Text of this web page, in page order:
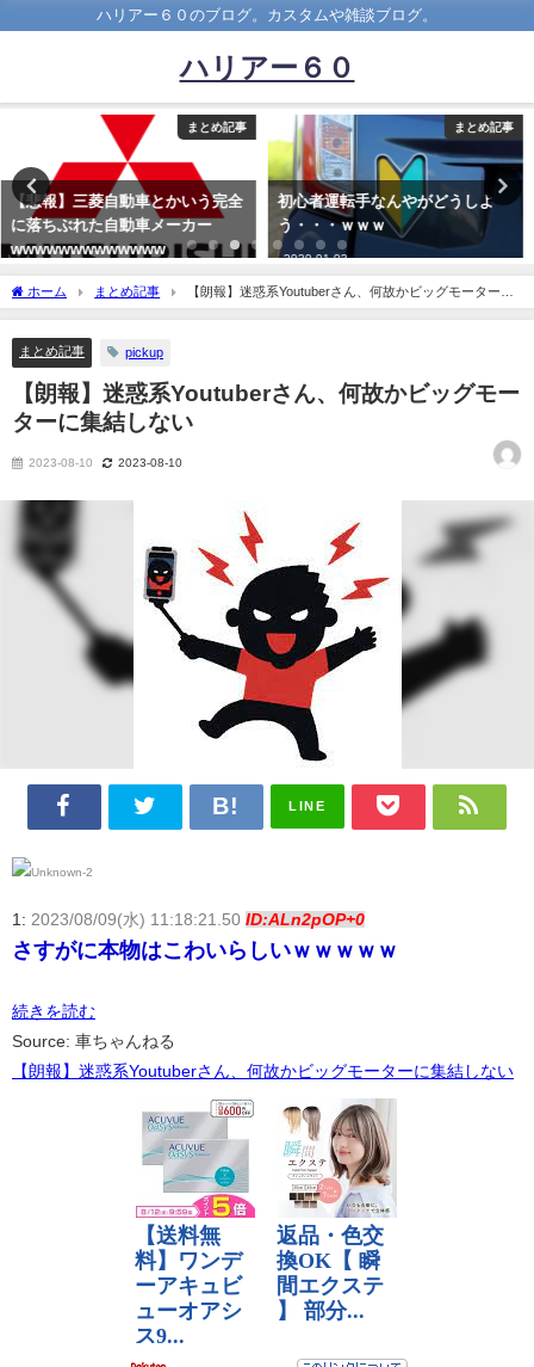
ハリアー６０のブログ。カスタムや雑談ブログ。
ハリアー６０
まとめ記事
初心者運転手なんやがどうしよ
う・・・ｗｗｗ
2020-01-03
まとめ記事
日産にスカイライン400R買いに
行った結果ｗｗｗｗｗｗ
2022-09-06
ホーム まとめ記事
【朗報】迷惑系Youtuberさん、何故かビッグモーターに
集結しない
まとめ記事 pickup
【朗報】迷惑系Youtuberさん、何故かビッグモー
ターに集結しない
2023-08-10 2023-08-10
LINE
1: 2023/08/09(水) 11:18:21.50 ID:ALn2pOP+0
さすがに本物はこわいらしいｗｗｗｗｗ
続きを読む
Source: 車ちゃんねる
【朗報】迷惑系Youtuberさん、何故かビッグモーターに集結しない